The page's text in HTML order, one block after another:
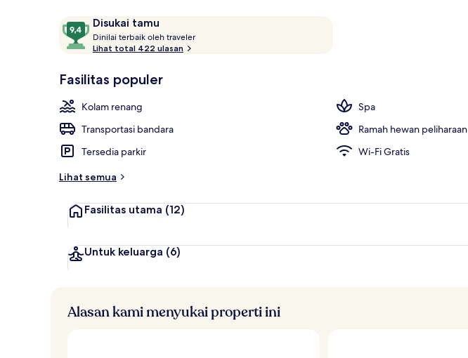
Ulasan Disukai tamu
9,4
dari
10,
tamu
Dinilai terbaik oleh traveler
i
r
Lihat total 422 ulasan
Fasilitas populer
Kolam renang
Spa
Transportasi bandara
Ramah hewan peliharaan
Tersedia parkir
Wi-Fi Gratis
Lihat semua
Fasilitas utama (12)
Untuk keluarga (6)
Alasan kami menyukai properti ini